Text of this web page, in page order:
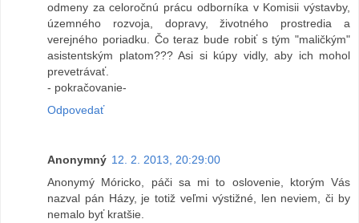
odmeny za celoročnú prácu odborníka v Komisii výstavby,
územného rozvoja, dopravy, životného prostredia a
verejného poriadku. Čo teraz bude robiť s tým "maličkým"
asistentským platom??? Asi si kúpy vidly, aby ich mohol
prevetrávať.
- pokračovanie-
Odpovedať
Anonymný 12. 2. 2013, 20:29:00
Anonymý Móricko, páči sa mi to oslovenie, ktorým Vás
nazval pán Házy, je totiž veľmi výstižné, len neviem, či by
nemalo byť kratšie.